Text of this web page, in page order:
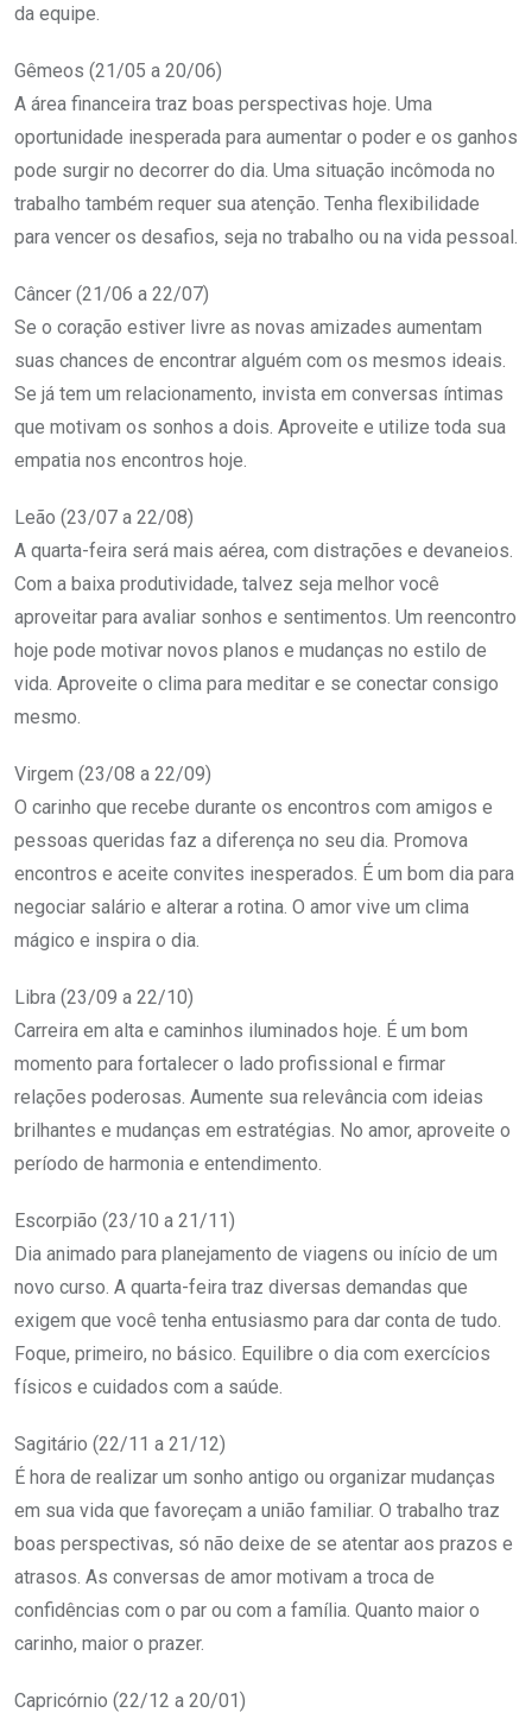
da equipe.
Gêmeos (21/05 a 20/06)
A área financeira traz boas perspectivas hoje. Uma
oportunidade inesperada para aumentar o poder e os ganhos
pode surgir no decorrer do dia. Uma situação incômoda no
trabalho também requer sua atenção. Tenha flexibilidade
para vencer os desafios, seja no trabalho ou na vida pessoal.
Câncer (21/06 a 22/07)
Se o coração estiver livre as novas amizades aumentam
suas chances de encontrar alguém com os mesmos ideais.
Se já tem um relacionamento, invista em conversas íntimas
que motivam os sonhos a dois. Aproveite e utilize toda sua
empatia nos encontros hoje.
Leão (23/07 a 22/08)
A quarta-feira será mais aérea, com distrações e devaneios.
Com a baixa produtividade, talvez seja melhor você
aproveitar para avaliar sonhos e sentimentos. Um reencontro
hoje pode motivar novos planos e mudanças no estilo de
vida. Aproveite o clima para meditar e se conectar consigo
mesmo.
Virgem (23/08 a 22/09)
O carinho que recebe durante os encontros com amigos e
pessoas queridas faz a diferença no seu dia. Promova
encontros e aceite convites inesperados. É um bom dia para
negociar salário e alterar a rotina. O amor vive um clima
mágico e inspira o dia.
Libra (23/09 a 22/10)
Carreira em alta e caminhos iluminados hoje. É um bom
momento para fortalecer o lado profissional e firmar
relações poderosas. Aumente sua relevância com ideias
brilhantes e mudanças em estratégias. No amor, aproveite o
período de harmonia e entendimento.
Escorpião (23/10 a 21/11)
Dia animado para planejamento de viagens ou início de um
novo curso. A quarta-feira traz diversas demandas que
exigem que você tenha entusiasmo para dar conta de tudo.
Foque, primeiro, no básico. Equilibre o dia com exercícios
físicos e cuidados com a saúde.
Sagitário (22/11 a 21/12)
É hora de realizar um sonho antigo ou organizar mudanças
em sua vida que favoreçam a união familiar. O trabalho traz
boas perspectivas, só não deixe de se atentar aos prazos e
atrasos. As conversas de amor motivam a troca de
confidências com o par ou com a família. Quanto maior o
carinho, maior o prazer.
Capricórnio (22/12 a 20/01)